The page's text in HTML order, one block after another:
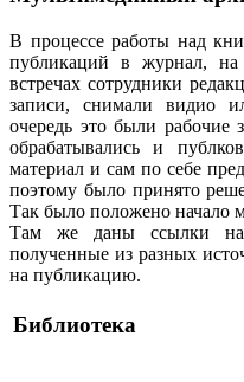
В процессе работы над
публикаций в журнал, на
встречах сотрудники
записи, снимали видио
очередь это были рабочие
обрабатывались и
материал и сам по себе
поэтому было принято
Так было положено начало
Там же даны ссылки на
полученные из разных
на публикацию.
Библиотека